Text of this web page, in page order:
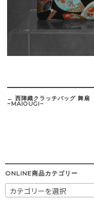
Post
navigation
← 西陣織クラッチバッグ 舞扇
~MAIOUGI~
ONLINE商品カテゴリー
カテゴリーを選択